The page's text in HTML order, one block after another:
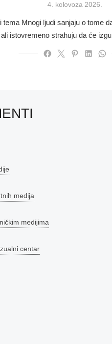
Posted
4. kolovoza 2026.
tema Mnogi ljudi sanjaju o tome
istovremeno strahuju da će
medija
medijima
centar